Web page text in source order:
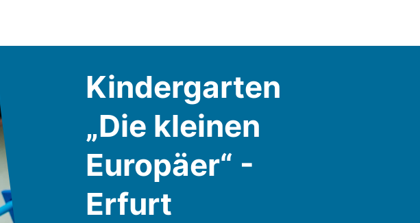
Kindergarten
„Die kleinen
Europäer“ -
Erfurt